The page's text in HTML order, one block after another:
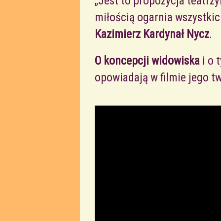
miłością ogarnia
Kazimierz Kardynał Nycz.
O koncepcji widowiska i o
opowiadają w filmie jego